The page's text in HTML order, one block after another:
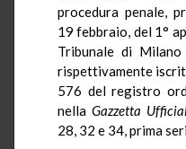
procedura penale,
19 febbraio, del 1°
Tribunale di
rispettivamente
576 del registro
nella Gazzetta
28, 32 e 34, prima